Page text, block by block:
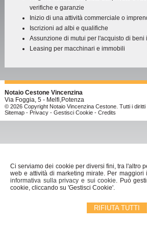
Ci serviamo dei cookie per diversi fini, tra l'altro
web e attività di marketing mirate. Per maggiori
informativa sulla privacy e sui cookie. Può
cookie, cliccando su 'Gestisci Cookie'.
RIFIUTA TUTTI
verifiche e garanzie
Inizio di una attività commerciale o
Iscrizioni ad albi e qualifiche
Assunzione di mutui per l'acquisto di beni
Leasing per macchinari e immobili
Notaio Cestone Vincenzina
Via Foggia, 5 - Melfi,Potenza
© 2026 Copyright Notaio Vincenzina Cestone. Tutti i diritti
Sitemap- Privacy- Gestisci Cookie- Credits